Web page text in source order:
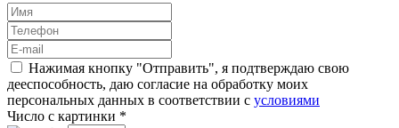
Нажимая кнопку "Отправить", я подтверждаю свою
дееспособность, даю согласие на обработку моих
персональных данных в соответствии с условиями
Число с картинки *